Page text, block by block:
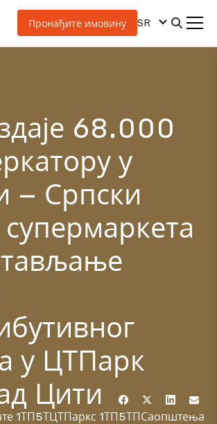
Пронађите имовину SR
68.000
у
– Српски
у ЦТПарк
Цити
1ТП5ТЦТПаркс 1ТП5ТПСаопштења